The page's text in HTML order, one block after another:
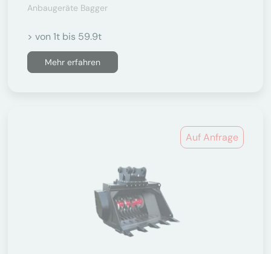
Anbaugeräte Bagger
> von 1t bis 59.9t
Mehr erfahren
Auf Anfrage